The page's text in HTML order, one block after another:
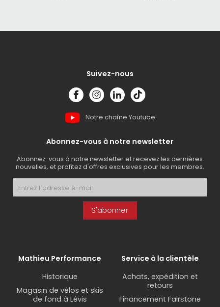
Suivez-nous
Notre chaîne Youtube
Abonnez-vous à notre newsletter
Abonnez-vous à notre newsletter et recevez les dernières
nouvelles, et profitez d'offres exclusives pour les membres.
S'abonner
Mathieu Performance
Historique
Magasin de vélos et skis
de fond à Lévis
Service à la clientèle
Achats, expédition et
retours
Financement Fairstone